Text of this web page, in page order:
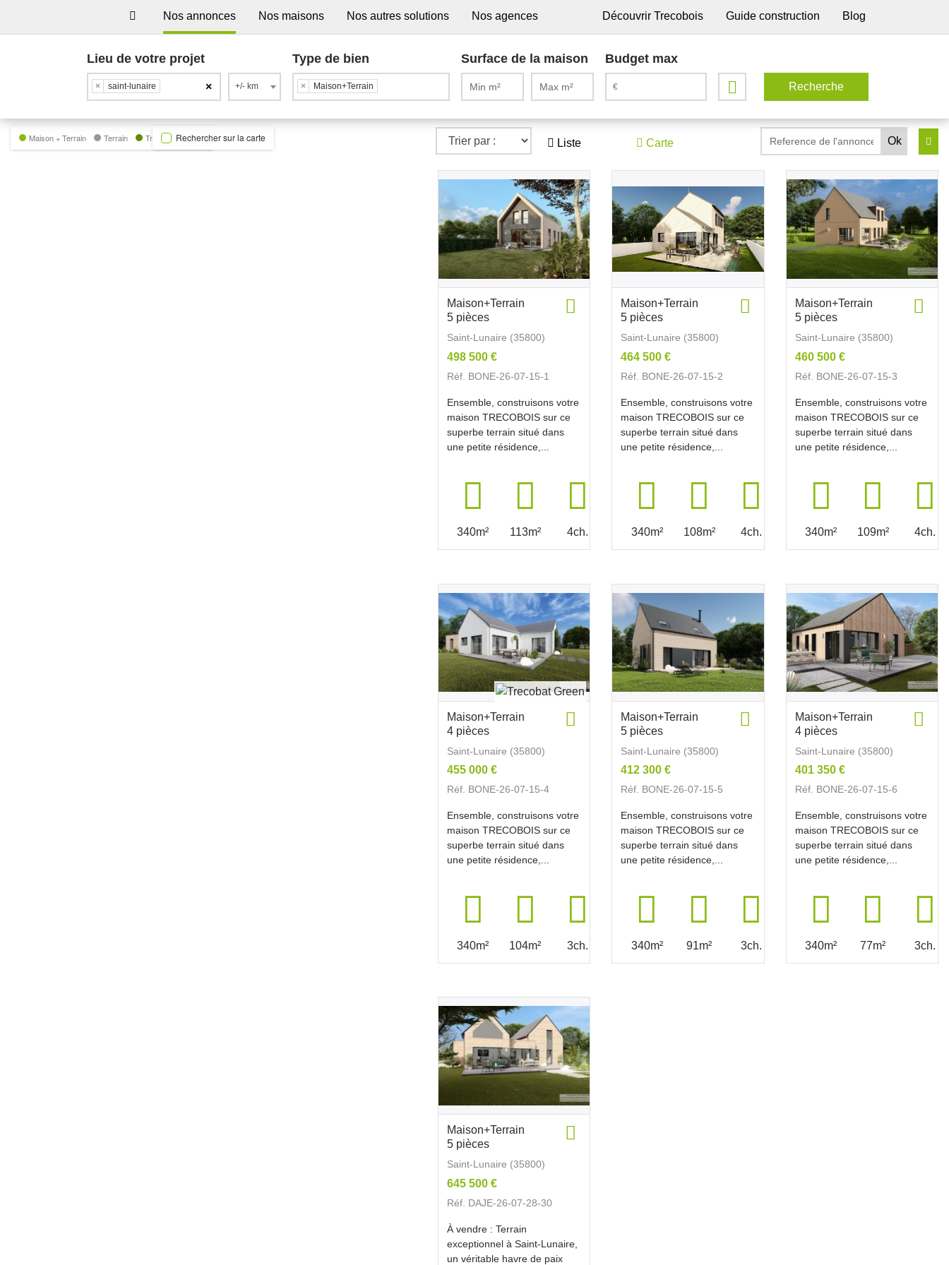
Nos annonces Nos maisons Nos autres solutions Nos agences Découvrir Trecobois Guide construction Blog
Lieu de votre projet
×
× saint-lunaire +/- km
Type de bien
× Maison+Terrain
Surface de la maison Budget max
Liste Carte
Maison + Terrain Terrain Trecobat GreenRechercher sur la carte
Maison+Terrain
5 pièces
Saint-Lunaire (35800)
498 500 €
Réf. BONE-26-07-15-1
Ensemble, construisons votre
maison TRECOBOIS sur ce
superbe terrain situé dans
une petite résidence,...
340m² 113m² 4ch.
Maison+Terrain
5 pièces
Saint-Lunaire (35800)
464 500 €
Réf. BONE-26-07-15-2
Ensemble, construisons votre
maison TRECOBOIS sur ce
superbe terrain situé dans
une petite résidence,...
340m² 108m² 4ch.
Maison+Terrain
5 pièces
Saint-Lunaire (35800)
460 500 €
Réf. BONE-26-07-15-3
Ensemble, construisons votre
maison TRECOBOIS sur ce
superbe terrain situé dans
une petite résidence,...
340m² 109m² 4ch.
Maison+Terrain
4 pièces
Saint-Lunaire (35800)
455 000 €
Réf. BONE-26-07-15-4
Ensemble, construisons votre
maison TRECOBOIS sur ce
superbe terrain situé dans
une petite résidence,...
340m² 104m² 3ch.
Maison+Terrain
5 pièces
Saint-Lunaire (35800)
412 300 €
Réf. BONE-26-07-15-5
Ensemble, construisons votre
maison TRECOBOIS sur ce
superbe terrain situé dans
une petite résidence,...
340m² 91m² 3ch.
Maison+Terrain
4 pièces
Saint-Lunaire (35800)
401 350 €
Réf. BONE-26-07-15-6
Ensemble, construisons votre
maison TRECOBOIS sur ce
superbe terrain situé dans
une petite résidence,...
340m² 77m² 3ch.
Maison+Terrain
5 pièces
Saint-Lunaire (35800)
645 500 €
Réf. DAJE-26-07-28-30
À vendre : Terrain
exceptionnel à Saint-Lunaire,
un véritable havre de paix